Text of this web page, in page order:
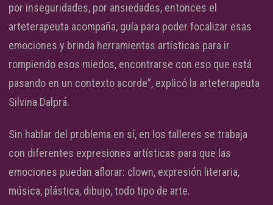
por inseguridades, por ansiedades, entonces el
arteterapeuta acompaña, guía para poder focalizar esas
emociones y brinda herramientas artísticas para ir
rompiendo esos miedos, encontrarse con eso que está
pasando en un contexto acorde”, explicó la arteterapeuta
Silvina Dalprá.
Sin hablar del problema en sí, en los talleres se trabaja
con diferentes expresiones artísticas para que las
emociones puedan aflorar: clown, expresión literaria,
música, plástica, dibujo, todo tipo de arte.